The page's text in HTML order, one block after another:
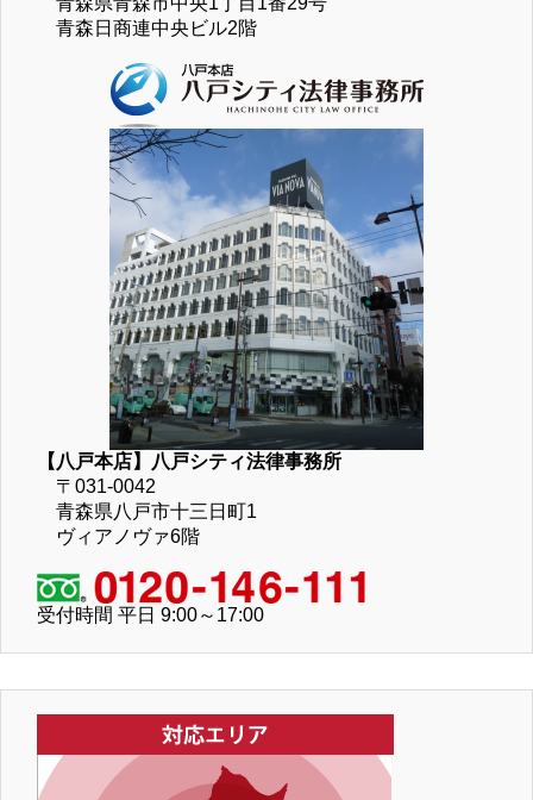
青森日商連中央ビル2階
【八戸本店】八戸シティ法律事務所
〒031-0042
青森県八戸市十三日町1
ヴィアノヴァ6階
受付時間 平日 9:00～17:00